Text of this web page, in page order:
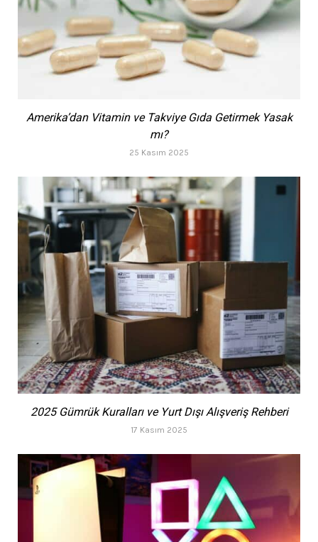
Amerika’dan Vitamin ve Takviye Gıda Getirmek Yasak
mı?
25 Kasım 2025
2025 Gümrük Kuralları ve Yurt Dışı Alışveriş Rehberi
17 Kasım 2025